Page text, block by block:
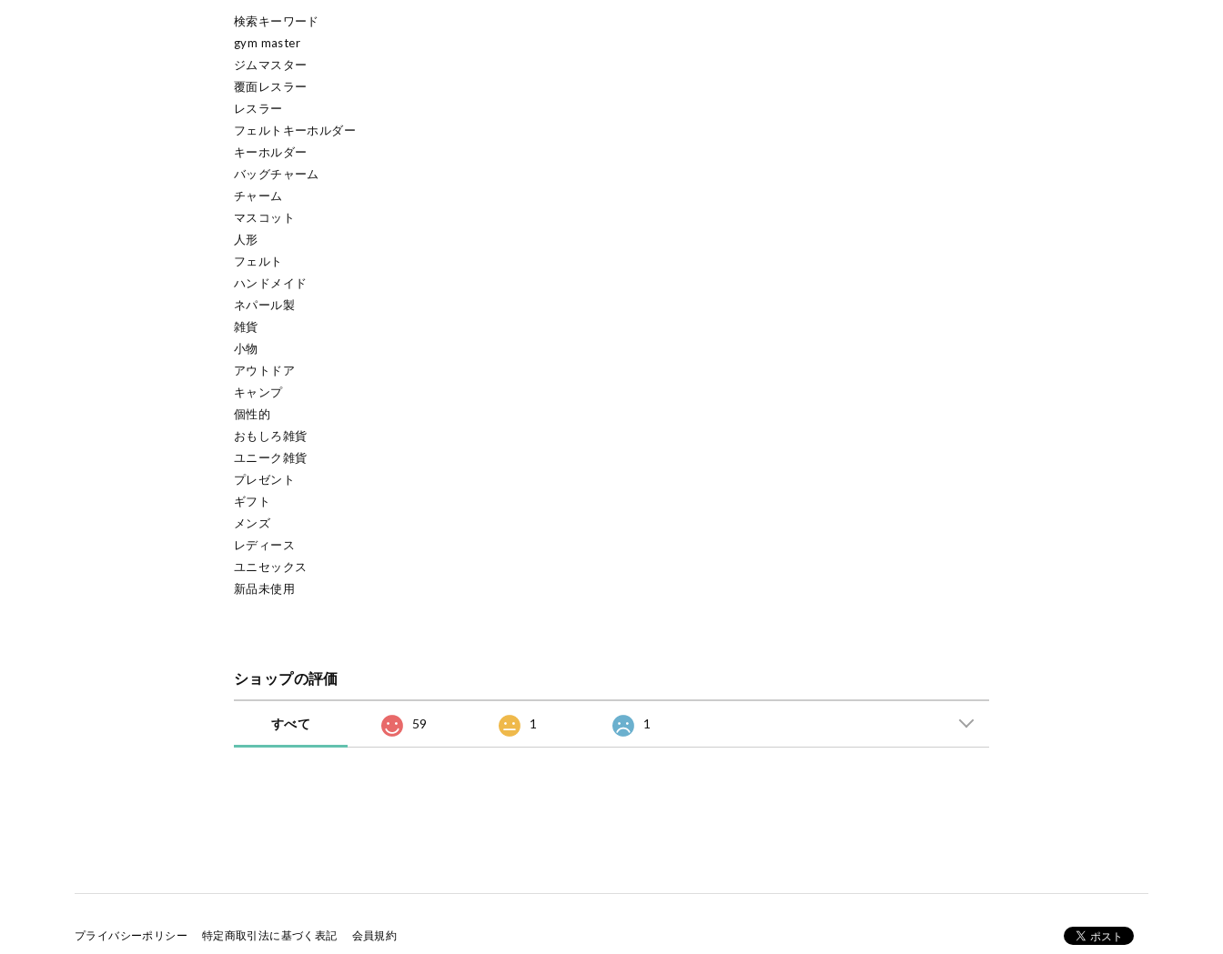
検索キーワード
gym master
ジムマスター
覆面レスラー
レスラー
フェルトキーホルダー
キーホルダー
バッグチャーム
チャーム
マスコット
人形
フェルト
ハンドメイド
ネパール製
雑貨
小物
アウトドア
キャンプ
個性的
おもしろ雑貨
ユニーク雑貨
プレゼント
ギフト
メンズ
レディース
ユニセックス
新品未使用
ショップの評価
すべて 59 1 1
プライバシーポリシー 特定商取引法に基づく表記 会員規約